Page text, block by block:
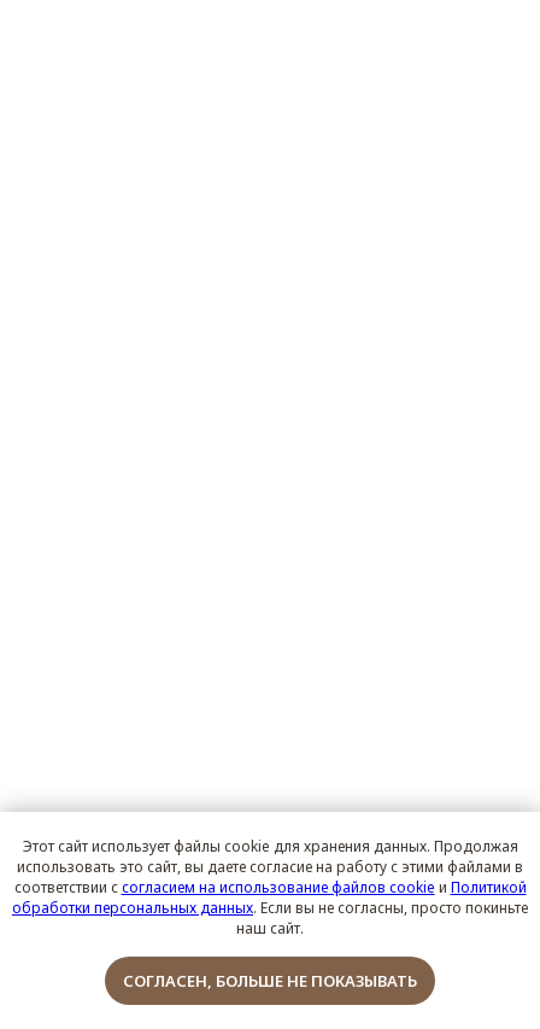
Этот сайт использует файлы cookie для хранения данных. Продолжая
использовать это сайт, вы даете согласие на работу с этими файлами в
соответствии ссогласием на использование файлов cookie и Политикой
обработки персональных данных. Если вы не согласны, просто покиньте
наш сайт.
СОГЛАСЕН, БОЛЬШЕ НЕ ПОКАЗЫВАТЬ
Обсудить проект